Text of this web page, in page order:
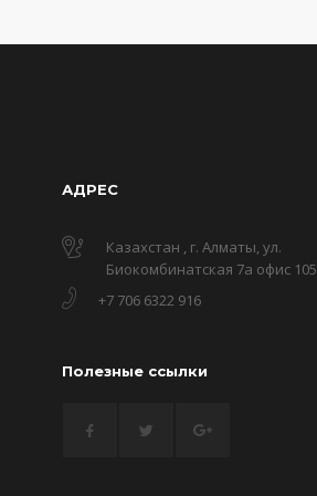
АДРЕС
Казахстан , г. Алматы, ул.
Биокомбинатская 7а офис 105
+7 706 6322 916
Полезные ссылки